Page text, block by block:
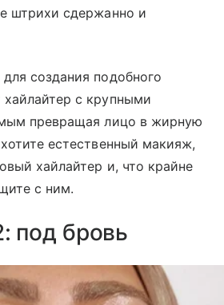
штрихи сдержанно и
создания подобного
с крупными
превращая лицо в жирную
естественный макияж,
хайлайтер и, что крайне
с ним.
под бровь